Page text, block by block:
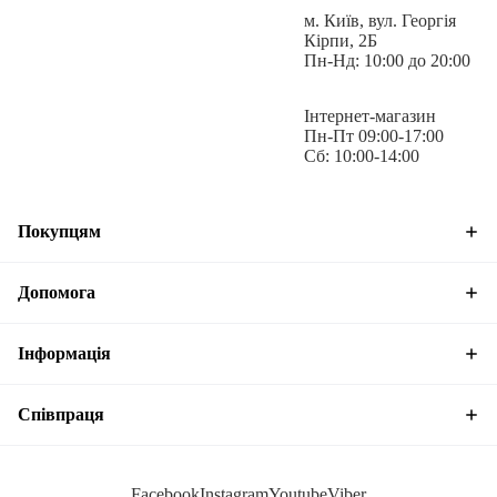
Штани для охоронних та воєнізованих структур є надійними,
функціональними і зручними. Вони стануть відмінним вибором
для жінок, які потребують надійного та комфортного
Температурний режим:
м. Київ, вул. Георгія
Кірпи, 2Б
Пн-Нд: 10:00 до 20:00
Інтернет-магазин
Пн-Пт 09:00-17:00
Сб: 10:00-14:00
Покупцям
Допомога
Інформація
Співпраця